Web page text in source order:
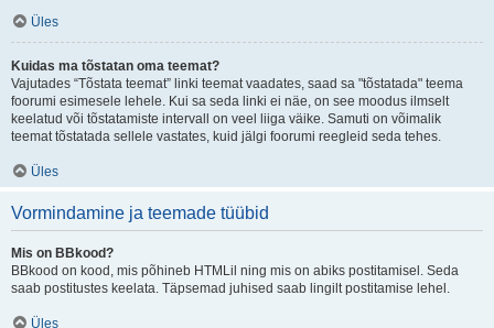
Üles
Kuidas ma tõstatan oma teemat?
Vajutades “Tõstata teemat” linki teemat vaadates, saad sa "tõstatada" teema
foorumi esimesele lehele. Kui sa seda linki ei näe, on see moodus ilmselt
keelatud või tõstatamiste intervall on veel liiga väike. Samuti on võimalik
teemat tõstatada sellele vastates, kuid jälgi foorumi reegleid seda tehes.
Üles
Vormindamine ja teemade tüübid
Mis on BBkood?
BBkood on kood, mis põhineb HTMLil ning mis on abiks postitamisel. Seda
saab postitustes keelata. Täpsemad juhised saab lingilt postitamise lehel.
Üles